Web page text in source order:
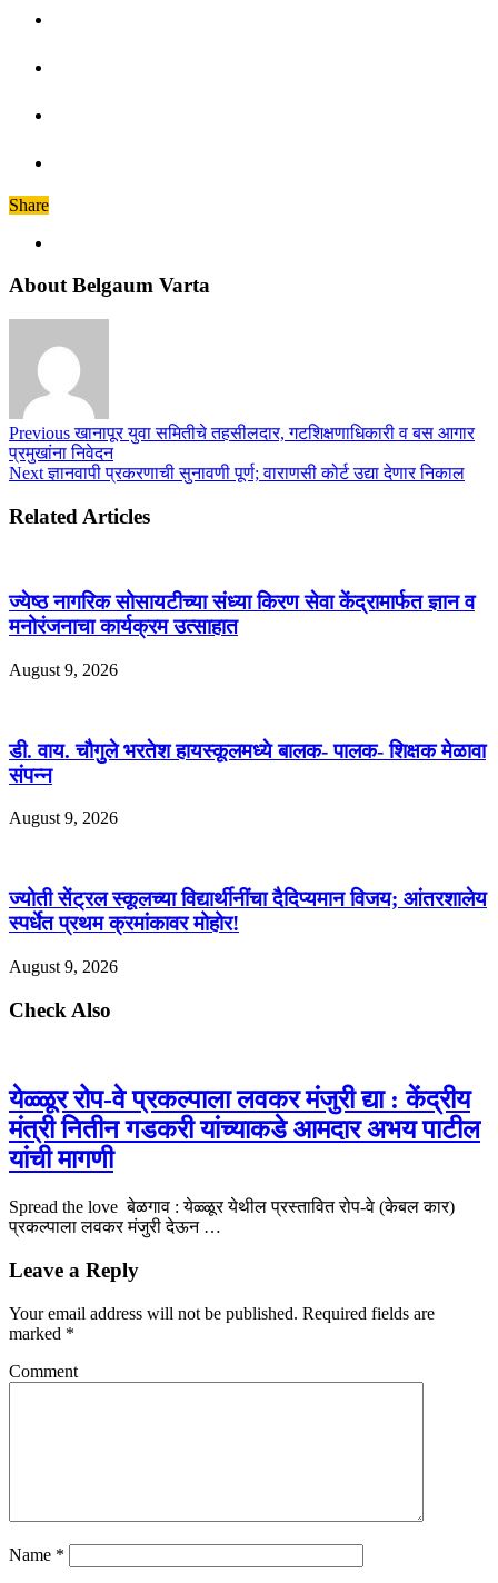
Share
About Belgaum Varta
Previousखानापूर युवा समितीचे तहसीलदार, गटशिक्षणाधिकारी व बस आगार
प्रमुखांना निवेदन
Nextज्ञानवापी प्रकरणाची सुनावणी पूर्ण; वाराणसी कोर्ट उद्या देणार निकाल
Related Articles
ज्येष्ठ नागरिक सोसायटीच्या संध्या किरण सेवा केंद्रामार्फत ज्ञान व
मनोरंजनाचा कार्यक्रम उत्साहात
August 9, 2026
डी. वाय. चौगुले भरतेश हायस्कूलमध्ये बालक- पालक- शिक्षक मेळावा
संपन्न
August 9, 2026
ज्योती सेंट्रल स्कूलच्या विद्यार्थीनींचा दैदिप्यमान विजय; आंतरशालेय
स्पर्धेत प्रथम क्रमांकावर मोहोर!
August 9, 2026
Check Also
येळ्ळूर रोप-वे प्रकल्पाला लवकर मंजुरी द्या : केंद्रीय
मंत्री नितीन गडकरी यांच्याकडे आमदार अभय पाटील
यांची मागणी
Spread the love बेळगाव : येळ्ळूर येथील प्रस्तावित रोप-वे (केबल कार)
प्रकल्पाला लवकर मंजुरी देऊन …
Leave a Reply
Your email address will not be published. Required fields are
marked *
Comment
Name *